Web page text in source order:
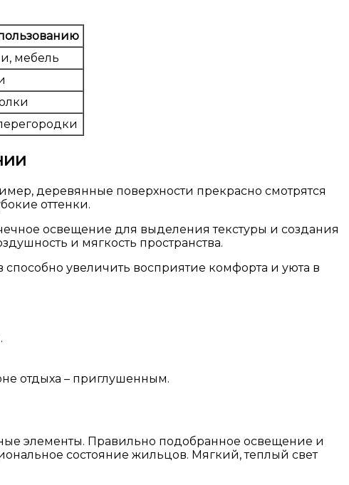
мебель
деревянные поверхности прекрасно смотрятся
оттенки.
освещение для выделения текстуры и создания
и мягкость пространства.
увеличить восприятие комфорта и уюта в
отдыха – приглушенным.
элементы. Правильно подобранное освещение и
состояние жильцов. Мягкий, теплый свет